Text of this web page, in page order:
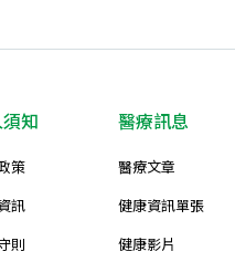
知
策
訊
則
醫療訊息
醫療文章
健康資訊單張
健康影片